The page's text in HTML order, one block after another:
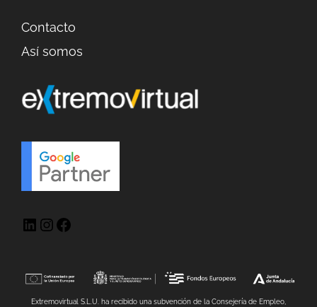
Contacto
Así somos
Extremovirtual S.L.U. ha recibido una subvención de la Consejería de Empleo,